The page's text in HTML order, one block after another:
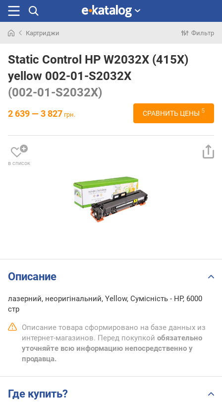
раньше
Картриджи Фильтр
Static Control HP W2032X (415X)
yellow 002-01-S2032X
(002-01-S2032X)
2 639 — 3 827 грн. СРАВНИТЬ ЦЕНЫ 5
в список
Описание
лазерний, неоригінальний, Yellow, Сумісність - HP, 6000
стр
Описание товара сформировано на базе данных из
интернет-магазинов. Перед покупкой обязательно
уточняйте всю информацию непосредственно у
продавца.
Где купить?